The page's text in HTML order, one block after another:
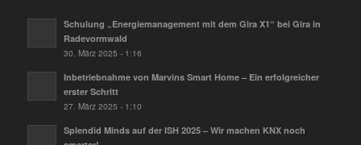
Schulung „Energiemanagement mit dem Gira X1“ bei Gira in
Radevormwald
30. März 2025 - 1:16
Inbetriebnahme von Marvins Smart Home – Ein erfolgreicher
erster Schritt
27. März 2025 - 1:10
Splendid Minds auf der ISH 2025 – Wir machen KNX noch